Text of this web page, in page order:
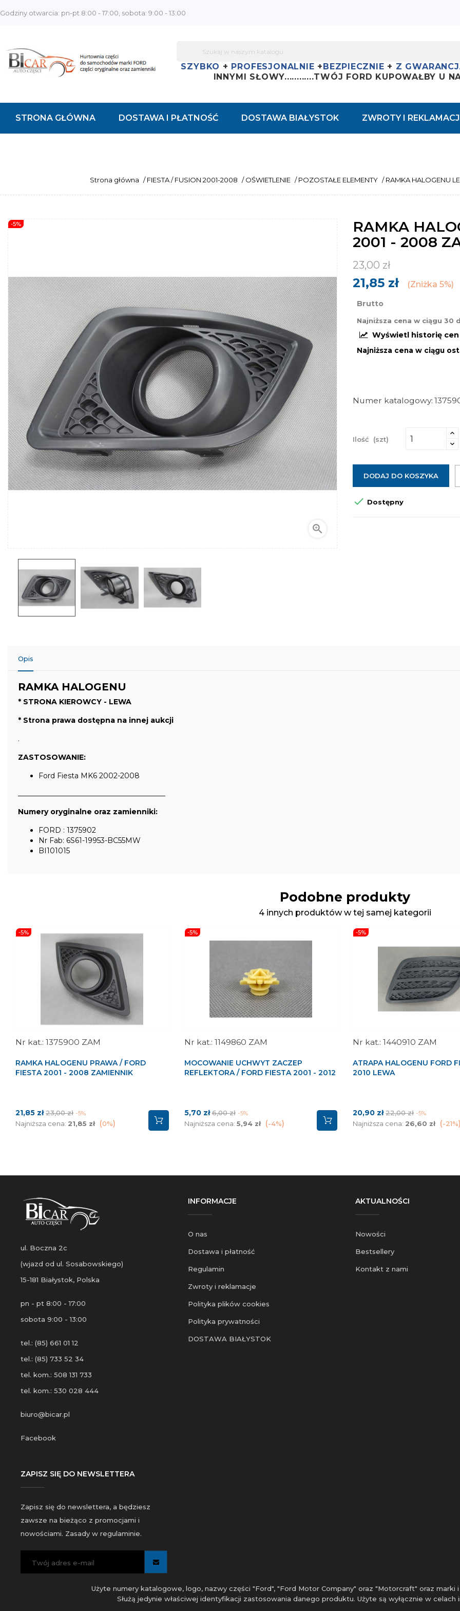
Godziny otwarcia: pn-pt 8:00 - 17:00, sobota: 9:00 - 13:00
SZYBKO + PROFESJONALNIE +BEZPIECZNIE + Z
INNYMI SŁOWY............TWÓJ FORD KUPOWAŁBY U
STRONA GŁÓWNA DOSTAWA I PŁATNOŚĆ DOSTAWA BIAŁYSTOK ZWROTY I
Strona główna / FIESTA / FUSION 2001-2008 / OŚWIETLENIE / POZOSTAŁE ELEMENTY / RAMKA HALOGENU
-5%

RAMKA
2001 - 2008
23,00 zł
21,85 zł Zniżka 5%
Brutto
Najniższa cena w ciągu
Wyświetl historię
Najniższa cena w ciągu
Numer katalogowy
Ilość (szt)
DODAJ DO KOSZYKA
 Dostępny
Opis
RAMKA HALOGENU
* STRONA KIEROWCY - LEWA
* Strona prawa dostępna na innej aukcji
.
ZASTOSOWANIE:
Ford Fiesta MK6 2002-2008
Numery oryginalne oraz zamienniki:
FORD : 1375902
Nr Fab: 6S61-19953-BC55MW
BI101015
Podobne produkty
4 innych produktów w tej samej kategorii
-5%
1375900 ZAM
RAMKA HALOGENU PRAWA / FORD
FIESTA 2001 - 2008 ZAMIENNIK
Cena
21,85 zł Cena
podstawowa
23,00 zł -5%
Najniższa cena: 21,85 zł 0%
-5%
1149860 ZAM
MOCOWANIE UCHWYT ZACZEP
REFLEKTORA / FORD FIESTA 2001 - 2012
Cena
5,70 złCena
podstawowa
6,00 zł -5%
Najniższa cena: 5,94 zł -4%
-5%
1440910 ZAM
ATRAPA HALOGENU FORD
2010 LEWA
Cena
20,90 zł Cena
podstawowa
22,00 zł -5%
Najniższa cena: 26,60 zł -21%
ul. Boczna 2c
(wjazd od ul. Sosabowskiego)
15-181 Białystok, Polska
pn - pt 8:00 - 17:00
sobota 9:00 - 13:00
tel.: (85) 661 01 12
tel.: (85) 733 52 34
tel. kom.: 508 131 733
tel. kom.: 530 028 444
biuro@bicar.pl
Facebook
INFORMACJE
O nas
Dostawa i płatność
Regulamin
Zwroty i reklamacje
Polityka plików cookies
Polityka prywatności
DOSTAWA BIAŁYSTOK
AKTUALNOŚCI
Nowości
Bestsellery
Kontakt z nami
ZAPISZ SIĘ DO NEWSLETTERA
Zapisz się do newslettera, a będziesz
zawsze na bieżąco z promocjami i
nowościami. Zasady w regulaminie.
Użyte numery katalogowe, logo, nazwy części "Ford", "Ford Motor Company" oraz "Motorcraft" oraz
Służą jedynie właściwej identyfikacji zastosowania danego produktu. Użyte są wyłącznie w